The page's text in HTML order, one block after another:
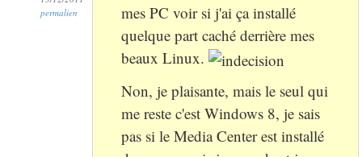
permalien
mes PC voir si j'ai ça installé
quelque part caché derrière mes
beaux Linux.
Non, je plaisante, mais le seul qui
me reste c'est Windows 8, je sais
pas si le Media Center est installé